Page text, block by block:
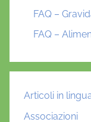
FAQ –
FAQ –
Articoli in
Associazioni